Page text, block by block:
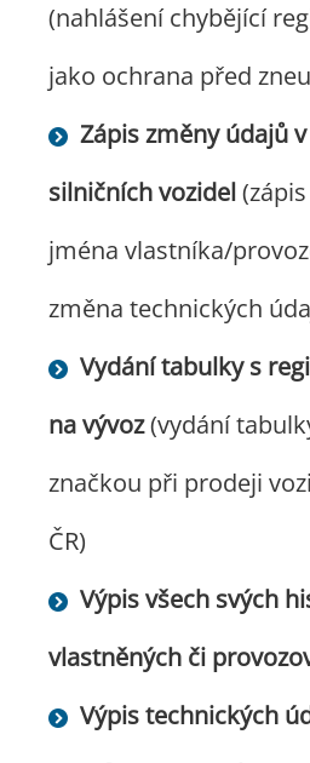
(nahlášení chybějící
jako ochrana před
Zápis změny údajů
silničních vozidel
jména vlastníka/
změna technických
Vydání tabulky s
na vývoz(vydání
značkou při prodeji
ČR)
Výpis všech svých
vlastněných či
Výpis technických